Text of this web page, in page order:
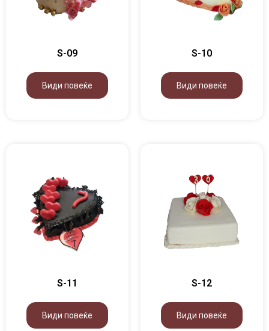
S-09
Види повеќе
S-10
Види повеќе
S-11
Види повеќе
S-12
Види повеќе